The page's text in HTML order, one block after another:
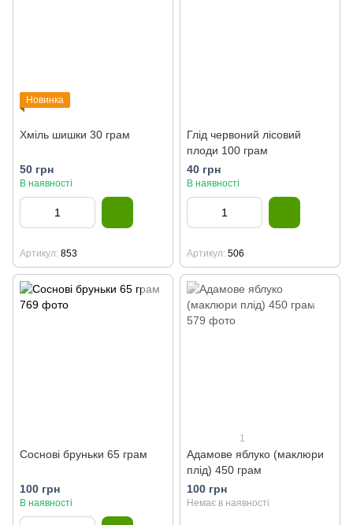
Новинка
Хміль шишки 30 грам
50 грн
В наявності
Артикул 853
Глід червоний лісовий
плоди 100 грам
40 грн
В наявності
Артикул 506
Соснові бруньки 65 грам
100 грн
В наявності
1
Адамове яблуко (маклюри
плід) 450 грам
100 грн
Немає в наявності